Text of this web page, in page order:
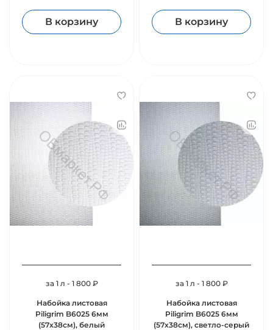
В корзину В корзину
за 1 л - 1 800 ₽
Набойка листовая
Piligrim B6025 6мм
(57х38см), белый
за 1 л - 1 800 ₽
Набойка листовая
Piligrim B6025 6мм
(57х38см), светло-серый